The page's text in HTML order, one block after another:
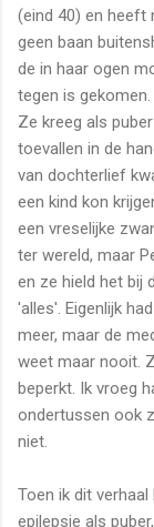
(eind 40) en heeft
geen baan
de in haar ogen
tegen is gekomen.
Ze kreeg als
toevallen in de
van dochterlief
een kind kon
een vreselijke
ter wereld, maar
en ze hield het bij
'alles'. Eigenlijk
meer, maar de
weet maar nooit.
beperkt. Ik vroeg
ondertussen ook
niet.
Toen ik dit
epilepsie als